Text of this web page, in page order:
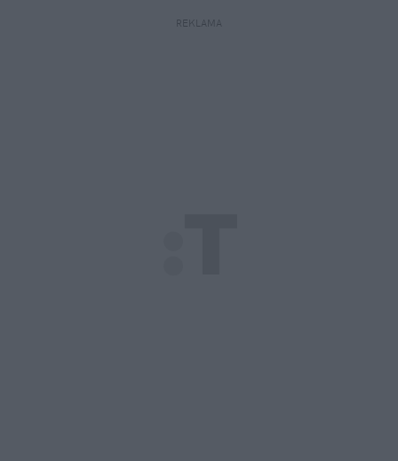
REKLAMA